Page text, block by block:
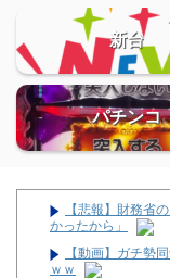
新台
パチンコ
【悲報】財務省
かったから」
【動画】ガチ勢
ｗｗ